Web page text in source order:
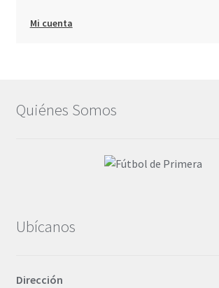
Mi cuenta
Quiénes Somos
Ubícanos
Dirección